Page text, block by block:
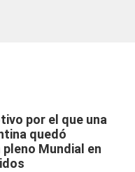
por el que una
quedó
Mundial en